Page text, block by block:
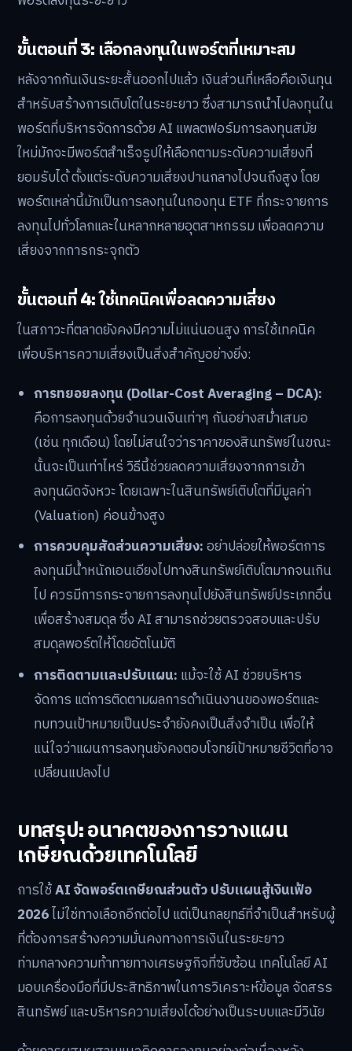
ขั้นตอนที่ 3: เลือกลงทุนในพอร์ตที่เหมาะสม
หลังจากกันเงินระยะสั้นออกไปแล้ว เงินส่วนที่เหลือคือเงินทุน
สำหรับสร้างการเติบโตในระยะยาว ซึ่งสามารถนำไปลงทุนใน
พอร์ตที่บริหารจัดการด้วย AI แพลตฟอร์มการลงทุนสมัย
ใหม่มักจะมีพอร์ตสำเร็จรูปให้เลือกตามระดับความเสี่ยงที่
ยอมรับได้ ตั้งแต่ระดับความเสี่ยงปานกลางไปจนถึงสูง โดย
พอร์ตเหล่านี้มักเป็นการลงทุนในกองทุน ETF ที่กระจายการ
ลงทุนไปทั่วโลกและในหลากหลายอุตสาหกรรม เพื่อลดความ
เสี่ยงจากการกระจุกตัว
ขั้นตอนที่ 4: ใช้เทคนิคเพื่อลดความเสี่ยง
ในสภาวะที่ตลาดยังคงมีความไม่แน่นอนสูง การใช้เทคนิค
เพื่อบริหารความเสี่ยงเป็นสิ่งสำคัญอย่างยิ่ง:
การทยอยลงทุน (Dollar-Cost Averaging – DCA):
คือการลงทุนด้วยจำนวนเงินเท่าๆ กันอย่างสม่ำเสมอ
(เช่น ทุกเดือน) โดยไม่สนใจว่าราคาของสินทรัพย์ในขณะ
นั้นจะเป็นเท่าไหร่ วิธีนี้ช่วยลดความเสี่ยงจากการเข้า
ลงทุนผิดจังหวะ โดยเฉพาะในสินทรัพย์เติบโตที่มีมูลค่า
(Valuation) ค่อนข้างสูง
การควบคุมสัดส่วนความเสี่ยง:อย่าปล่อยให้พอร์ตการ
ลงทุนมีน้ำหนักเอนเอียงไปทางสินทรัพย์เติบโตมากจนเกิน
ไป ควรมีการกระจายการลงทุนไปยังสินทรัพย์ประเภทอื่น
เพื่อสร้างสมดุล ซึ่ง AI สามารถช่วยตรวจสอบและปรับ
สมดุลพอร์ตให้โดยอัตโนมัติ
การติดตามและปรับแผน: แม้จะใช้ AI ช่วยบริหาร
จัดการ แต่การติดตามผลการดำเนินงานของพอร์ตและ
ทบทวนเป้าหมายเป็นประจำยังคงเป็นสิ่งจำเป็น เพื่อให้
แน่ใจว่าแผนการลงทุนยังคงตอบโจทย์เป้าหมายชีวิตที่อาจ
เปลี่ยนแปลงไป
บทสรุป: อนาคตของการวางแผน
เกษียณด้วยเทคโนโลยี
การใช้AI จัดพอร์ตเกษียณส่วนตัว ปรับแผนสู้เงินเฟ้อ
2026ไม่ใช่ทางเลือกอีกต่อไป แต่เป็นกลยุทธ์ที่จำเป็นสำหรับผู้
ที่ต้องการสร้างความมั่นคงทางการเงินในระยะยาว
ท่ามกลางความท้าทายทางเศรษฐกิจที่ซับซ้อน เทคโนโลยี AI
มอบเครื่องมือที่มีประสิทธิภาพในการวิเคราะห์ข้อมูล จัดสรร
สินทรัพย์ และบริหารความเสี่ยงได้อย่างเป็นระบบและมีวินัย